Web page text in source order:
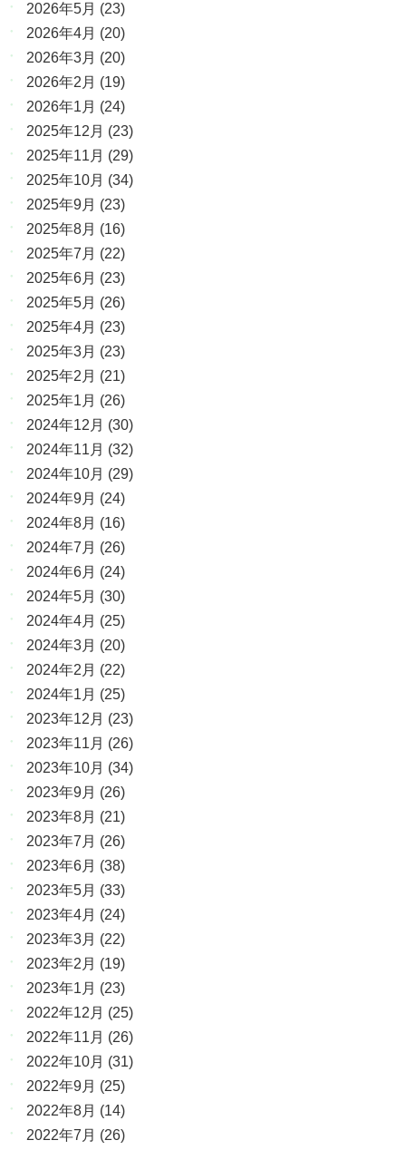
2026年5月 (23)
2026年4月 (20)
2026年3月 (20)
2026年2月 (19)
2026年1月 (24)
2025年12月 (23)
2025年11月 (29)
2025年10月 (34)
2025年9月 (23)
2025年8月 (16)
2025年7月 (22)
2025年6月 (23)
2025年5月 (26)
2025年4月 (23)
2025年3月 (23)
2025年2月 (21)
2025年1月 (26)
2024年12月 (30)
2024年11月 (32)
2024年10月 (29)
2024年9月 (24)
2024年8月 (16)
2024年7月 (26)
2024年6月 (24)
2024年5月 (30)
2024年4月 (25)
2024年3月 (20)
2024年2月 (22)
2024年1月 (25)
2023年12月 (23)
2023年11月 (26)
2023年10月 (34)
2023年9月 (26)
2023年8月 (21)
2023年7月 (26)
2023年6月 (38)
2023年5月 (33)
2023年4月 (24)
2023年3月 (22)
2023年2月 (19)
2023年1月 (23)
2022年12月 (25)
2022年11月 (26)
2022年10月 (31)
2022年9月 (25)
2022年8月 (14)
2022年7月 (26)